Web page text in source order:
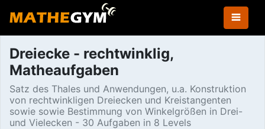
Dreiecke - rechtwinklig,
Matheaufgaben
Satz des Thales und Anwendungen, u.a. Konstruktion
von rechtwinkligen Dreiecken und Kreistangenten
sowie sowie Bestimmung von Winkelgrößen in Drei-
und Vielecken - 30 Aufgaben in 8 Levels